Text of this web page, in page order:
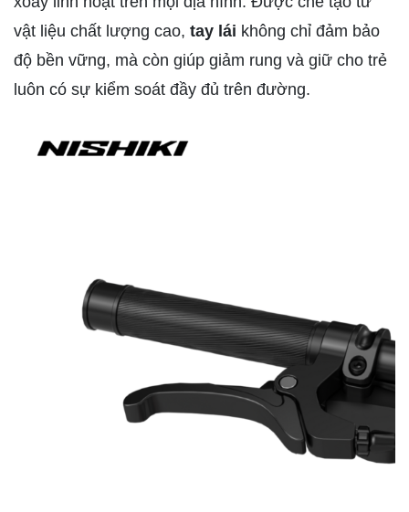
vật liệu chất lượng cao, tay lái không chỉ đảm bảo
độ bền vững, mà còn giúp giảm rung và giữ cho trẻ
luôn có sự kiểm soát đầy đủ trên đường.